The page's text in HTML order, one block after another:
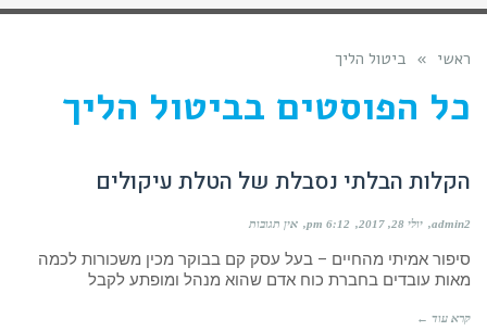
ראשי » ביטול הליך
כל הפוסטים בביטול הליך
הקלות הבלתי נסבלת של הטלת עיקולים
admin2 יולי 28, 2017 6:12 pm אין תגובות
סיפור אמיתי מהחיים – בעל עסק קם בבוקר מכין משכורות לכמה
מאות עובדים בחברת כוח אדם שהוא מנהל ומופתע לקבל
קרא עוד ←